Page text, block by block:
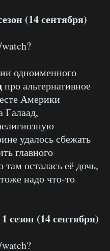
(14 сентября)
одноименного
про альтернативное
Америки
Галаад,
удалось сбежать
главного
осталась её дочь,
надо что-то
сезон (14 сентября)